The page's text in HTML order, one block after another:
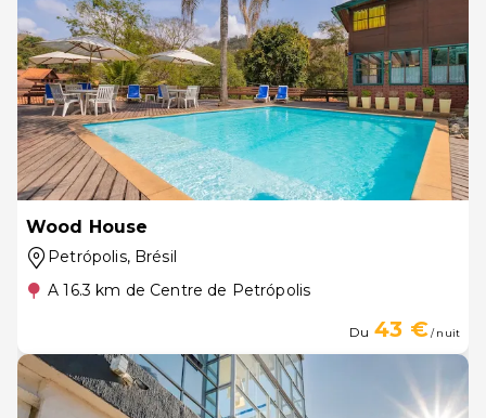
Wood House
Petrópolis, Brésil
A 16.3 km de Centre de Petrópolis
Du 43 €/ nuit